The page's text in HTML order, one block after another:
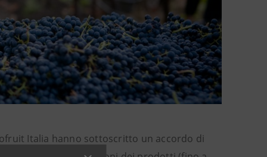
Italia hanno sottoscritto un accordo di